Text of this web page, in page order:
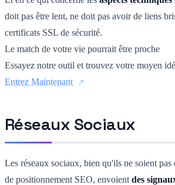
doit pas être lent, ne doit pas avoir de liens
certificats SSL de sécurité.
Le match de votre vie pourrait être proche
Essayez notre outil et trouvez votre moyen
Entrez Maintenant
Réseaux Sociaux
Les réseaux sociaux, bien qu'ils ne soient
de positionnement SEO, envoient des